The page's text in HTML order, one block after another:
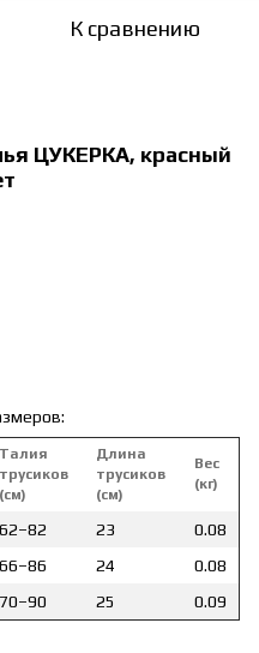
К сравнению
ЦУКЕРКА, красный
Талия
трусиков
(см)
Длина
трусиков
(см)
Вес
(кг)
62–82 23
0.08
66–86 24
0.08
70–90 25 0.09